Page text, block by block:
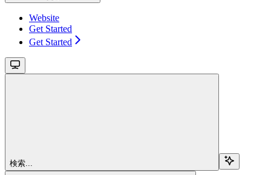
Website
Get Started
Get Started
検索...